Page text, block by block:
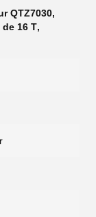
QTZ7030,
16 T,